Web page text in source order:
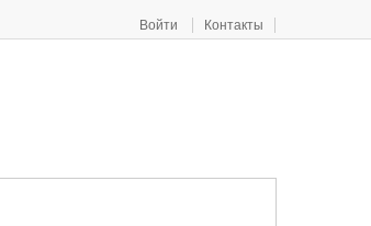
Войти Контакты